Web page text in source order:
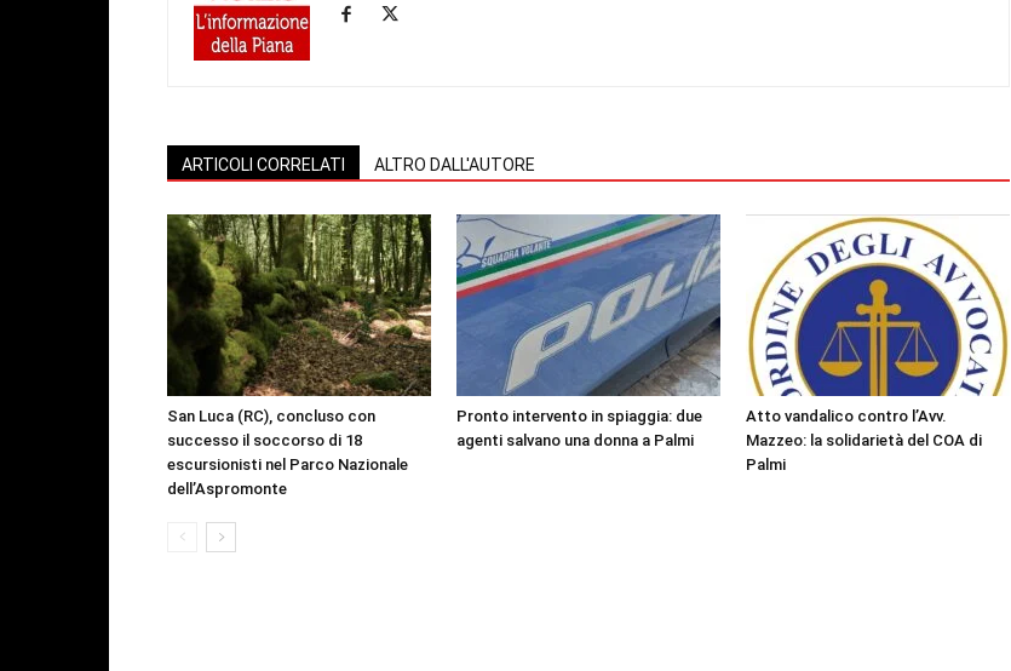
ARTICOLI CORRELATI ALTRO DALL'AUTORE
San Luca (RC), concluso con
successo il soccorso di 18
escursionisti nel Parco Nazionale
dell’Aspromonte
Pronto intervento in spiaggia: due
agenti salvano una donna a Palmi
Atto vandalico contro l’Avv.
Mazzeo: la solidarietà del COA di
Palmi